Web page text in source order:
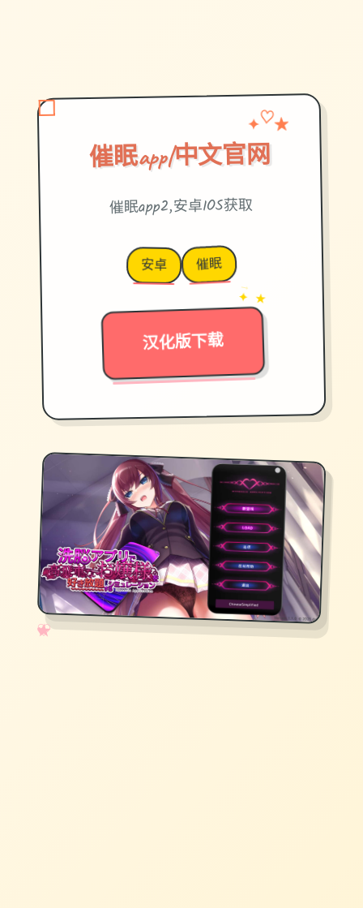
催眠app|中文官网
✦ ♡ ★
催眠app2,安卓IOS获取
安卓 催眠
汉化版下载
→
✦ ★
✧
♡
★
♥